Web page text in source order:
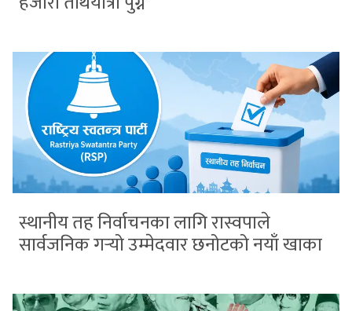
स्थानीय तह निर्वाचनका लागि रास्वपाले
सार्वजनिक गर्‍यो उम्मेदवार छनोटको नयाँ खाका